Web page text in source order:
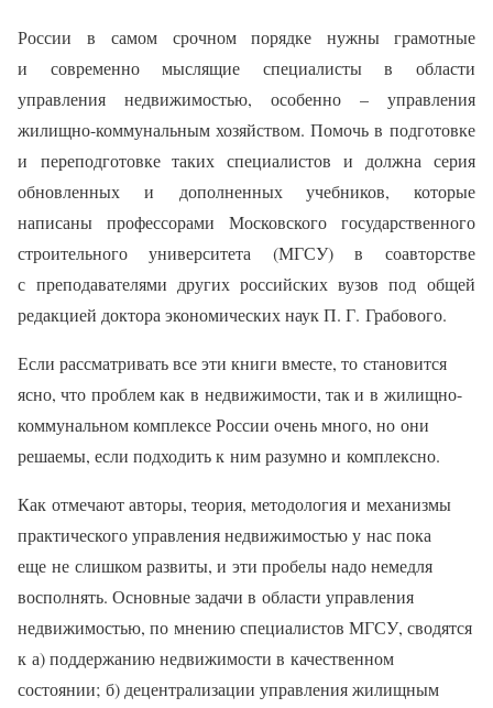
России в самом срочном порядке нужны грамотные
и современно мыслящие специалисты в области
управления недвижимостью, особенно – управления
жилищно-коммунальным хозяйством. Помочь в подготовке
и переподготовке таких специалистов и должна серия
обновленных и дополненных учебников, которые
написаны профессорами Московского государственного
строительного университета (МГСУ) в соавторстве
с преподавателями других российских вузов под общей
редакцией доктора экономических наук П. Г. Грабового.
Если рассматривать все эти книги вместе, то становится
ясно, что проблем как в недвижимости, так и в жилищно-
коммунальном комплексе России очень много, но они
решаемы, если подходить к ним разумно и комплексно.
Как отмечают авторы, теория, методология и механизмы
практического управления недвижимостью у нас пока
еще не слишком развиты, и эти пробелы надо немедля
восполнять. Основные задачи в области управления
недвижимостью, по мнению специалистов МГСУ, сводятся
к а) поддержанию недвижимости в качественном
состоянии; б) децентрализации управления жилищным